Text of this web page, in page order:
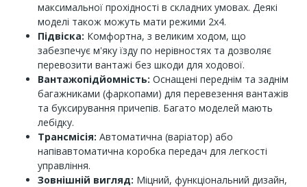
максимальної прохідності в складних умовах. Деякі
моделі також можуть мати режими 2х4.
Підвіска: Комфортна, з великим ходом, що
забезпечує м'яку їзду по нерівностях та дозволяє
перевозити вантажі без шкоди для ходової.
Вантажопідйомність: Оснащені переднім та заднім
багажниками (фаркопами) для перевезення вантажів
та буксирування причепів. Багато моделей мають
лебідку.
Трансмісія: Автоматична (варіатор) або
напівавтоматична коробка передач для легкості
управління.
Зовнішній вигляд: Міцний, функціональний дизайн,